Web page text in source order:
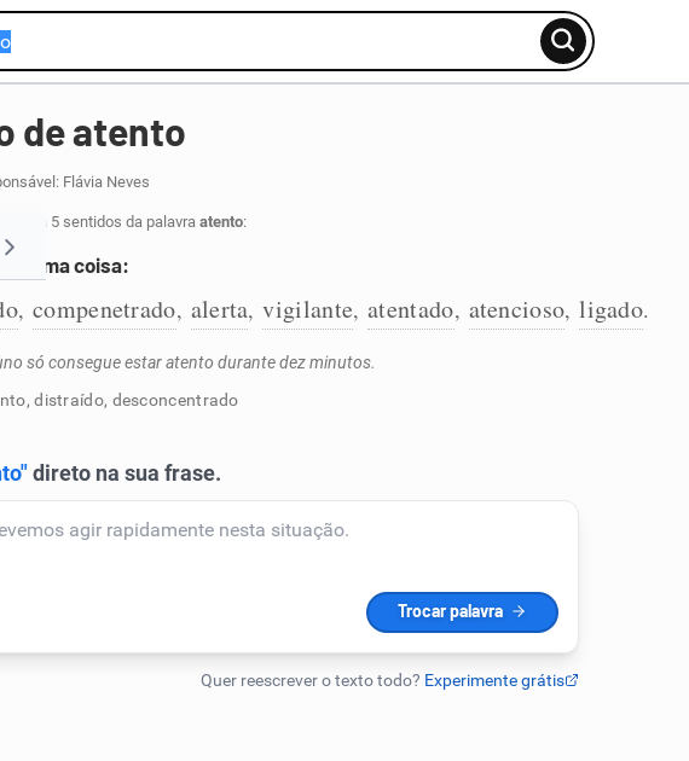
de atento
Flávia Neves
para 5 sentidos da palavra atento:
alguma coisa:
, compenetrado, alerta, vigilante, atentado, atencioso, ligado.
só consegue estar atento durante dez minutos.
distraído, desconcentrado